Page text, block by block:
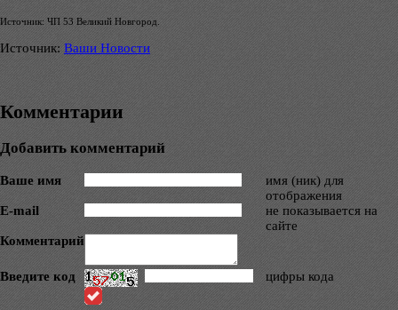
Источник: ЧП 53 Великий Новгород.
Источник: Ваши Новости
Комментарии
Добавить комментарий
Ваше имя
имя (ник) для
отображения
E-mail
не показывается на
сайте
Комментарий
Введите код цифры кода